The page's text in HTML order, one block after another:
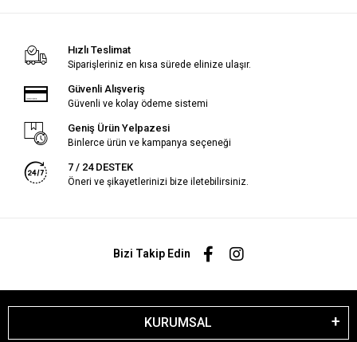
Hızlı Teslimat
Siparişleriniz en kısa sürede elinize ulaşır.
Güvenli Alışveriş
Güvenli ve kolay ödeme sistemi
Geniş Ürün Yelpazesi
Binlerce ürün ve kampanya seçeneği
7 / 24 DESTEK
Öneri ve şikayetlerinizi bize iletebilirsiniz.
Bizi Takip Edin
KURUMSAL